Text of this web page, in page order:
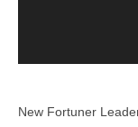
New Fortuner